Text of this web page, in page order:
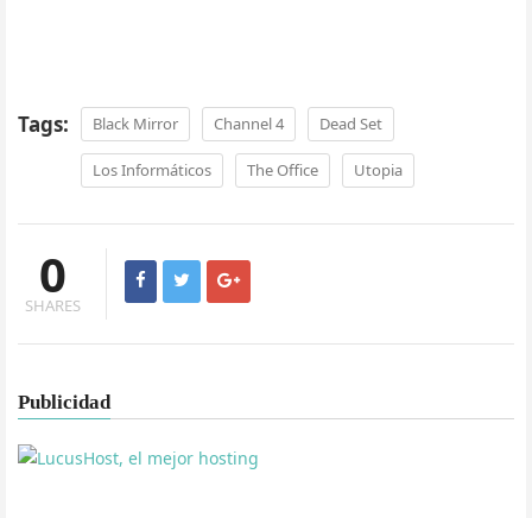
Tags: Black Mirror Channel 4 Dead Set
Los Informáticos The Office Utopia
0
SHARES
Publicidad